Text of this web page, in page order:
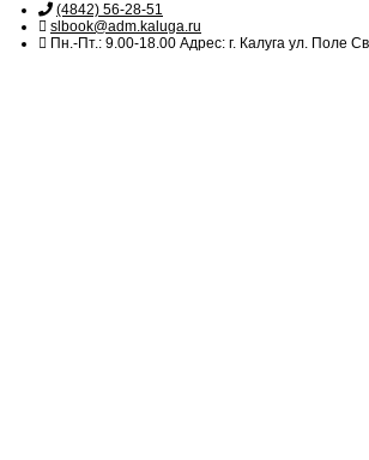
(4842) 56-28-51
slbook@adm.kaluga.ru
Пн.-Пт.: 9.00-18.00 Адрес: г. Калуга ул. Поле